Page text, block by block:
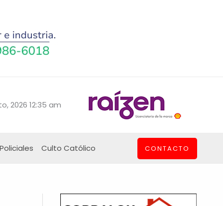
2026 12:35 am
Policiales Culto Católico CONTACTO